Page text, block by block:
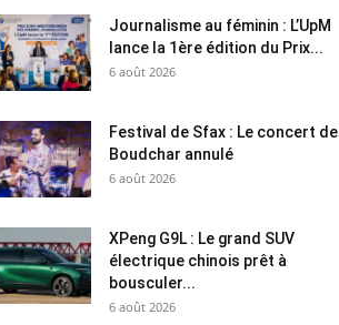
Journalisme au féminin : L’UpM
lance la 1ère édition du Prix...
6 août 2026
Festival de Sfax : Le concert de
Boudchar annulé
6 août 2026
XPeng G9L : Le grand SUV
électrique chinois prêt à
bousculer...
6 août 2026